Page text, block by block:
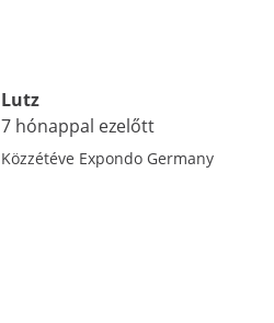
Lutz
7 hónappal ezelőtt
Közzétéve Expondo Germany